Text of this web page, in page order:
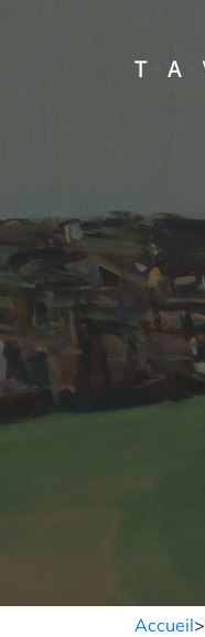
Accueil>